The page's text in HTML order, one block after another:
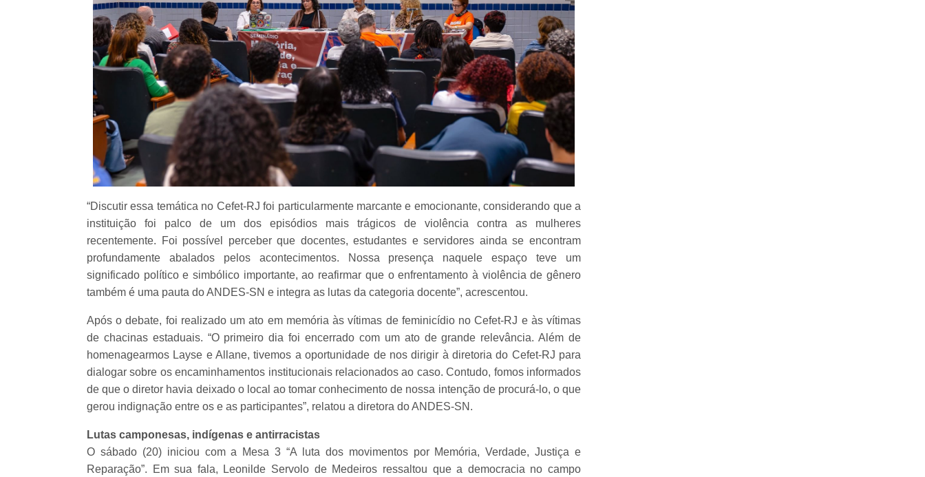
“Discutir essa temática no Cefet-RJ foi particularmente marcante e emocionante, considerando que a
instituição foi palco de um dos episódios mais trágicos de violência contra as mulheres
recentemente. Foi possível perceber que docentes, estudantes e servidores ainda se encontram
profundamente abalados pelos acontecimentos. Nossa presença naquele espaço teve um
significado político e simbólico importante, ao reafirmar que o enfrentamento à violência de gênero
também é uma pauta do ANDES-SN e integra as lutas da categoria docente”, acrescentou.
Após o debate, foi realizado um ato em memória às vítimas de feminicídio no Cefet-RJ e às vítimas
de chacinas estaduais. “O primeiro dia foi encerrado com um ato de grande relevância. Além de
homenagearmos Layse e Allane, tivemos a oportunidade de nos dirigir à diretoria do Cefet-RJ para
dialogar sobre os encaminhamentos institucionais relacionados ao caso. Contudo, fomos informados
de que o diretor havia deixado o local ao tomar conhecimento de nossa intenção de procurá-lo, o que
gerou indignação entre os e as participantes”, relatou a diretora do ANDES-SN.
Lutas camponesas, indígenas e antirracistas
O sábado (20) iniciou com a Mesa 3 “A luta dos movimentos por Memória, Verdade, Justiça e
Reparação”. Em sua fala, Leonilde Servolo de Medeiros ressaltou que a democracia no campo